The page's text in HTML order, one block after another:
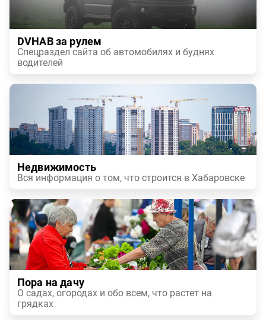
DVHAB за рулем
Спецраздел сайта об автомобилях и буднях
водителей
Недвижимость
Вся информация о том, что строится в Хабаровске
Пора на дачу
О садах, огородах и обо всем, что растет на
грядках